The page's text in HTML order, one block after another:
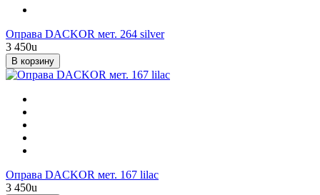
Оправа DACKOR мет. 264 silver
3 450u
В корзину
Оправа DACKOR мет. 167 lilac
3 450u